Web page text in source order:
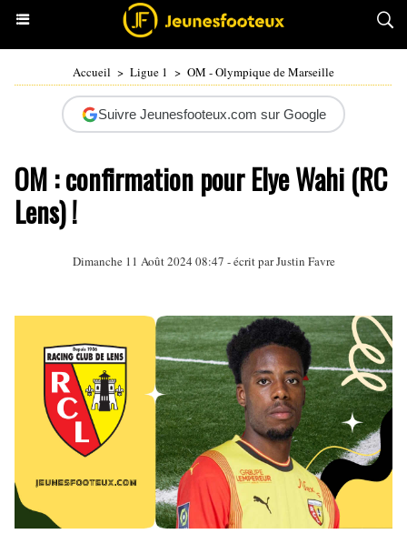
Accueil > Ligue 1 > OM - Olympique de Marseille
Suivre Jeunesfooteux.com sur Google
OM : confirmation pour Elye Wahi (RC
Lens) !
Dimanche 11 Août 2024 08:47 - écrit parJustin Favre